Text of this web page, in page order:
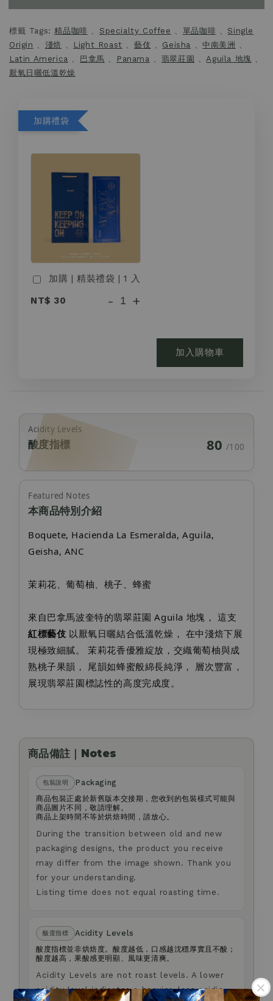
標籤 Tags:精品咖啡 、 Specialty Coffee 、 單品咖啡 、 Single
Origin 、 淺焙 、 Light Roast 、藝伎 、 Geisha 、中南美洲
、
Latin America 、 巴拿馬 、 Panama 、 翡翠莊園 、Aguila 地塊 、
厭氧日曬低溫乾燥
加購禮袋
加購 | 精裝禮袋 | 1 入
NT$ 30
- +
加入購物車
Acidity Levels
酸度指標 80 /100
Featured Notes
本商品特別介紹
Boquete, Hacienda La Esmeralda, Aguila,
Geisha, ANC
茉莉花、葡萄柚、桃子、蜂蜜
來自巴拿馬波奎特的翡翠莊園 Aguila 地塊， 這支
紅標藝伎 以厭氧日曬結合低溫乾燥， 在中淺焙下展
現極致細膩。 茉莉花香優雅綻放，交織葡萄柚與成
熟桃子果韻， 尾韻如蜂蜜般綿長純淨， 層次豐富，
展現翡翠莊園標誌性的高度完成度。
商品備註｜Notes
包裝說明
Packaging
商品包裝正處於新舊版本交接期，您收到的包裝樣式可能與
商品圖片不同，敬請理解。
商品上架時間不等於烘焙時間，請放心。
During the transition between old and new
packaging designs, the product you receive
may differ from the image shown. Thank you
for your understanding.
Listing time does not equal roasting time.
酸度指標
Acidity Levels
酸度指標並非烘焙度。酸度越低，口感越沈穩厚實且不酸；
酸度越高，果酸感更明顯、風味更清爽。
Acidity Levels are not roast levels. A lower
acidity level indicates a heavier, less acidic